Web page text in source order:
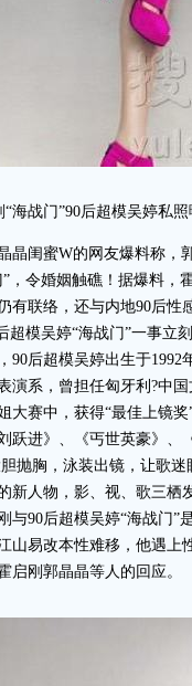
“海战门”90后超模吴婷私
闺蜜W的网友爆料称，
，令婚姻触礁！据爆料，
有联络，还与内地90后性
超模吴婷“海战门”一事立
90后超模吴婷出生于1992
演系，曾担任匈牙利?中
大赛中，获得“最佳上镜
跃进》、《丐世英豪》
抛胸，泳装出镜，让歌
新人物，影、视、歌三栖
与90后超模吴婷“海战门”
山易改本性难移，他遇上
启刚郭晶晶等人的回应。